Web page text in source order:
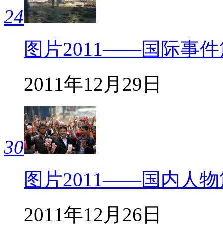
24
图片2011——国际事件
2011年12月29日
30
图片2011——国内人物
2011年12月26日